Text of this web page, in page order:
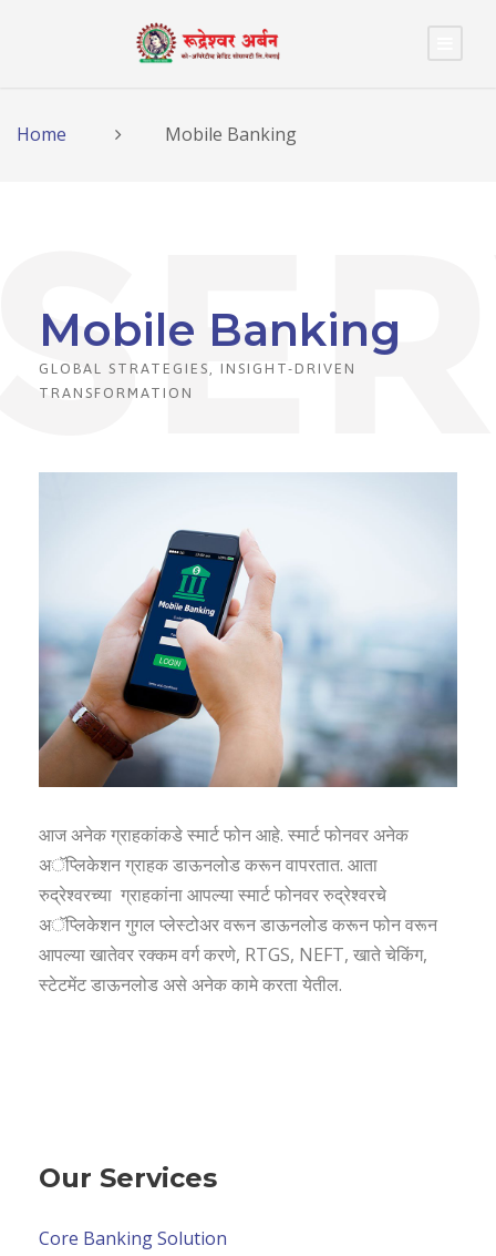
Home Mobile Banking
Mobile Banking
GLOBAL STRATEGIES, INSIGHT-DRIVEN
TRANSFORMATION
आज अनेक ग्राहकांकडे स्मार्ट फोन आहे. स्मार्ट फोनवर अनेक
अॅप्लिकेशन ग्राहक डाऊनलोड करून वापरतात. आता
रुद्रेश्वरच्या ग्राहकांना आपल्या स्मार्ट फोनवर रुद्रेश्वरचे
अॅप्लिकेशन गुगल प्लेस्टोअर वरून डाऊनलोड करून फोन वरून
आपल्या खातेवर रक्कम वर्ग करणे, RTGS, NEFT, खाते चेकिंग,
स्टेटमेंट डाऊनलोड असे अनेक कामे करता येतील.
Our Services
Core Banking Solution